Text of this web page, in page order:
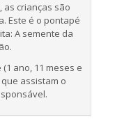
as crianças são
Este é o pontapé
A semente da
ano, 11 meses e
assistam o